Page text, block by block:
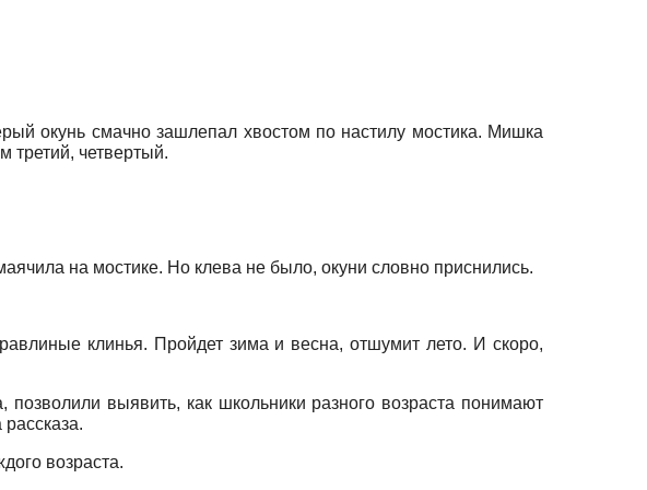
окунь смачно зашлепал хвостом по настилу мостика. Мишка
третий, четвертый.
на мостике. Но клева не было, окуни словно приснились.
клинья. Пройдет зима и весна, отшумит лето. И скоро,
выявить, как школьники разного возраста понимают
возраста.